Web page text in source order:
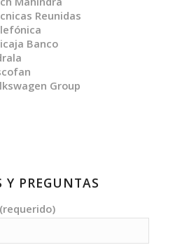
Reunidas
Banco
Group
Y PREGUNTAS